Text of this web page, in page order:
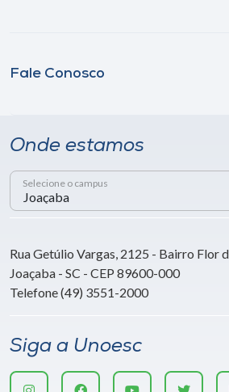
Fale Conosco
Onde estamos
Selecione o campus
Rua Getúlio Vargas, 2125 - Bairro Flor
Joaçaba - SC - CEP 89600-000
Telefone (49) 3551-2000
Siga a Unoesc